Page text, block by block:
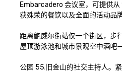
Embarcadero 会议室，可提供
获殊荣的餐饮以及全面的活动品
距离鲍威尔街站仅一个街区，步
屋顶游泳池和城市景观空中酒吧
公园 55.旧金山的社交主持人。紧